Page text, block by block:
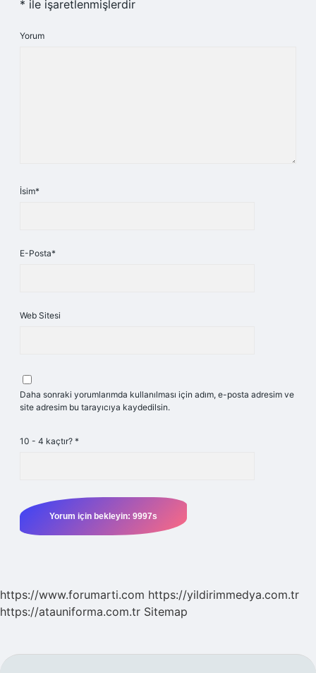
* ile işaretlenmişlerdir
Yorum
İsim*
E-Posta*
Web Sitesi
Daha sonraki yorumlarımda kullanılması için adım, e-posta adresim ve
site adresim bu tarayıcıya kaydedilsin.
10 - 4 kaçtır? *
https://www.forumarti.com https://yildirimmedya.com.tr
https://atauniforma.com.tr Sitemap